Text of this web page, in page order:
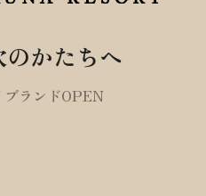
かたちへ
ランドOPEN